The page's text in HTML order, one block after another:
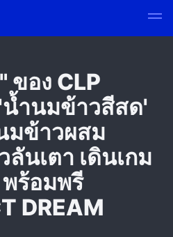
ของ CLP
น้ำนมข้าวสีสด'
มข้าวผสม
นเตา เดินเกม
ร้อมพรี
DREAM